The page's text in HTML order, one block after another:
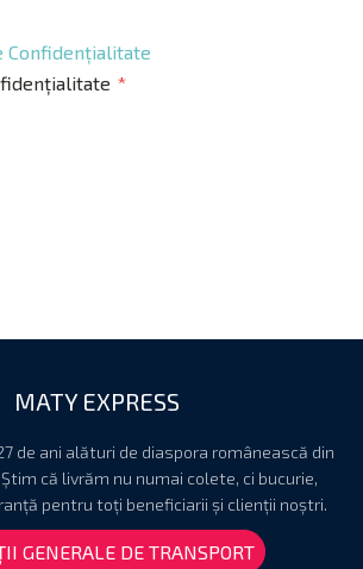
Confidențialitate
*
MATY EXPRESS
de ani alături de diaspora românească din
că livrăm nu numai colete, ci bucurie,
pentru toți beneficiarii și clienții noștri.
GENERALE DE TRANSPORT